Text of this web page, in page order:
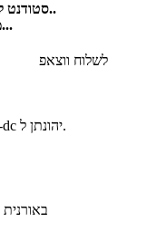
סטודנט ללימודי הנדסאי חשמל..
מצויו בהסברה ותירגול...
לשלוח ווצאפ
באורנית